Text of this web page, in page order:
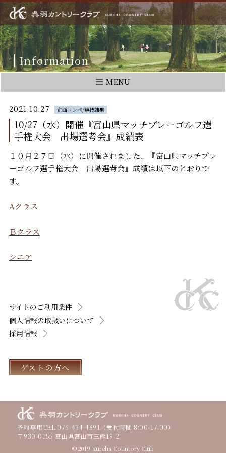
Information
MENU
2021.10.27 企画コンペ/競技結果
10/27（水）開催『富山県マッチプレーゴルフ選
手権大会 出場選考会』成績表
１０月２７日（水）に開催されました、『富山県マッチプレ
ーゴルフ選手権大会 出場選考会』成績は以下のとおりで
す。
Aクラス
Ｂクラス
シニア
サイトのご利用条件
個人情報の取扱いについて
採用情報
ゲストの方へ
予約専用TEL:076-434-4891 （受付時間 8:00-17:00）
〒930-0155 富山県富山市三熊19-2
© 2019 Kureha Countory Club